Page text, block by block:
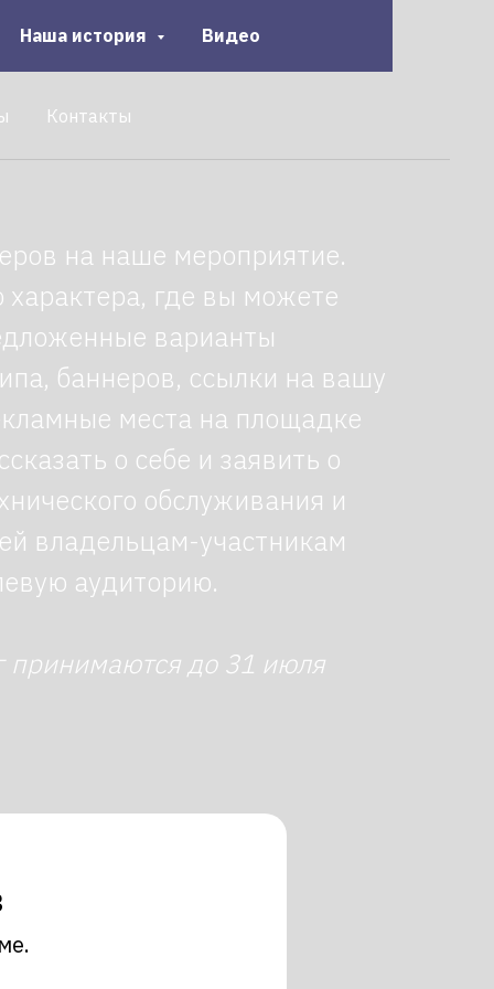
Наша история Видео
Контакты
на наше мероприятие.
где вы можете
варианты
баннеров, ссылки на вашу
места на площадке
о себе и заявить о
обслуживания и
владельцам-участникам
аудиторию.
принимаются до 31 июля